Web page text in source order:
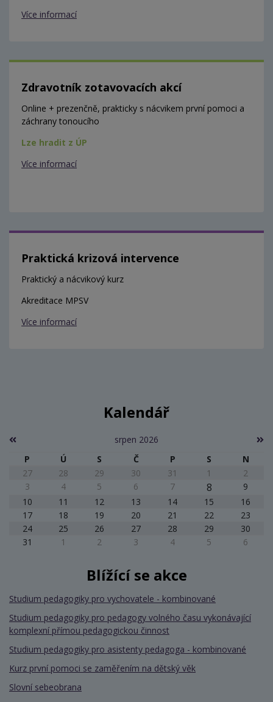
Více informací
Zdravotník zotavovacích akcí
Online + prezenčně, prakticky s nácvikem první pomoci a
záchrany tonoucího
Lze hradit z ÚP
Více informací
Praktická krizová intervence
Praktický a nácvikový kurz
Akreditace MPSV
Více informací
Kalendář
srpen 2026
P
Ú S Č P S
N
27
28 29 30 31 1
2
3
4 5 6 7 8
9
10
11 12 13 14 15
16
17
18 19 20 21 22
23
24
25 26 27 28 29
30
31
1 2 3 4 5 6
Blížící se akce
Studium pedagogiky pro vychovatele - kombinované
Studium pedagogiky pro pedagogy volného času vykonávající
komplexní přímou pedagogickou činnost
Studium pedagogiky pro asistenty pedagoga - kombinované
Kurz první pomoci se zaměřením na dětský věk
Slovní sebeobrana